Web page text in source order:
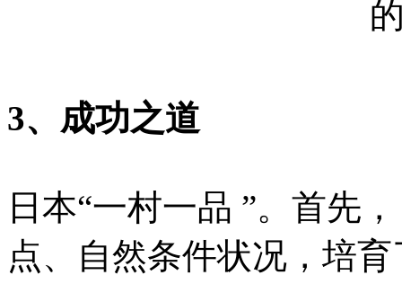
3、成功之道
日本“一村一品 ”。首先
点、自然条件状况，培